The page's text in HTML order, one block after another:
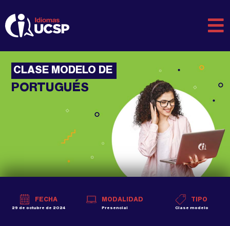
CLASE MODELO DE
PORTUGUÉS
FECHA
29 de octubre de 2024
MODALIDAD
Presencial
TIPO
Clase modelo